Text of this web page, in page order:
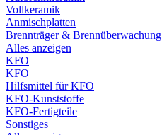
Vollkeramik
Anmischplatten
Brennträger & Brennüberwachung
Alles anzeigen
KFO
KFO
Hilfsmittel für KFO
KFO-Kunststoffe
KFO-Fertigteile
Sonstiges